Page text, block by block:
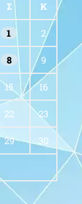
Σ Κ
1 2
8 9
15 16
22 23
29 30